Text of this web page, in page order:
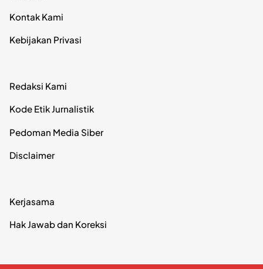
Kontak Kami
Kebijakan Privasi
Redaksi Kami
Kode Etik Jurnalistik
Pedoman Media Siber
Disclaimer
Kerjasama
Hak Jawab dan Koreksi